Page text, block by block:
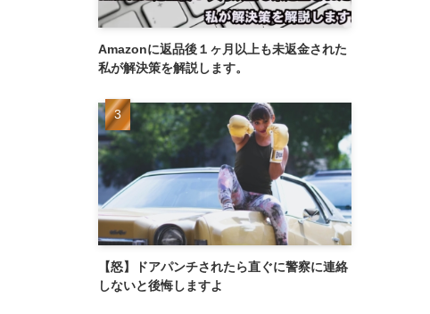
Amazonに返品後１ヶ月以上も未返金された
私が解決策を解説します。
【怒】ドアパンチされたら直ぐに警察に連絡
しないと後悔しますよ